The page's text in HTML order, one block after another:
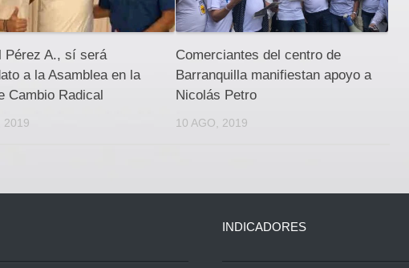
Pérez A., sí será
a la Asamblea en la
Cambio Radical
2019
Comerciantes del centro de
Barranquilla manifiestan apoyo a
Nicolás Petro
10 AGO, 2019
INDICADORES